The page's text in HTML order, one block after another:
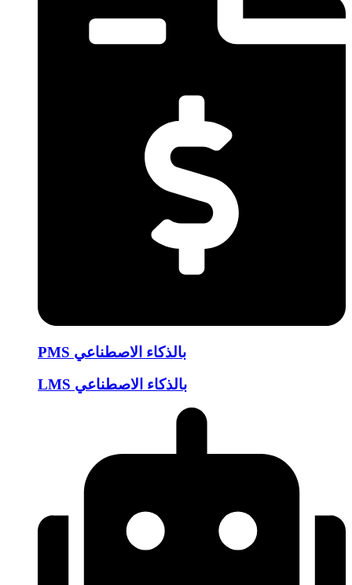
PMS بالذكاء الاصطناعي
LMS بالذكاء الاصطناعي